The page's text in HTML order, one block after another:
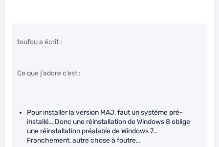
toufou a écrit :
Ce que j’adore c’est :
Pour installer la version MAJ, faut un système pré-
installé… Donc une réinstallation de Windows 8 oblige
une réinstallation préalable de Windows 7…
Franchement, autre chose à foutre…